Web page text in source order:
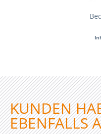
KUNDEN
EBENFALLS